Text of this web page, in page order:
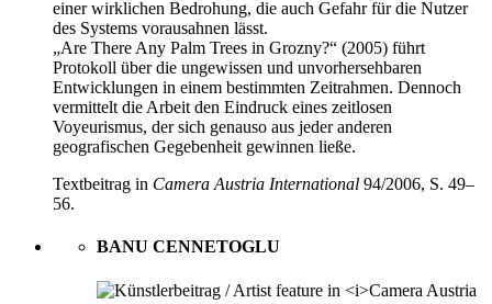
einer wirklichen Bedrohung, die auch Gefahr für die Nutzer
des Systems vorausahnen lässt.
„Are There Any Palm Trees in Grozny?“ (2005) führt
Protokoll über die ungewissen und unvorhersehbaren
Entwicklungen in einem bestimmten Zeitrahmen. Dennoch
vermittelt die Arbeit den Eindruck eines zeitlosen
Voyeurismus, der sich genauso aus jeder anderen
geografischen Gegebenheit gewinnen ließe.
Textbeitrag in Camera Austria International 94/2006, S. 49–
56.
BANU CENNETOGLU